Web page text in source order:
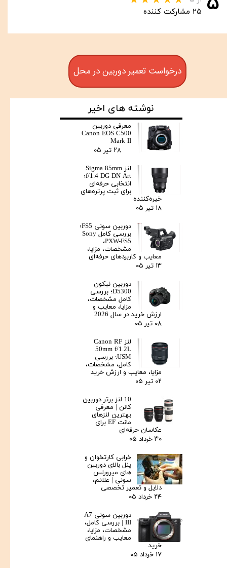
۲۵ مشارکت کننده
نوشته های اخیر
معرفی دوربین
Canon EOS C500
Mark II
۲۸ تیر ۰۵
لنز Sigma 85mm
f/1.4 DG DN Art؛
انتخابی حرفه‌ای
برای ثبت پرتره‌های
خیره‌کننده
۱۸ تیر ۰۵
دوربین سونی FS5؛
بررسی کامل Sony
PXW-FS5،
مشخصات، مزایا،
معایب و کاربردهای حرفه‌ای
۱۳ تیر ۰۵
دوربین نیکون
D5300؛ بررسی
کامل مشخصات،
مزایا، معایب و
ارزش خرید در سال 2026
۰۸ تیر ۰۵
لنز Canon RF
50mm f/1.2L
USM؛ بررسی
کامل، مشخصات،
مزایا، معایب و ارزش خرید
۰۲ تیر ۰۵
10 لنز برتر دوربین
کانن | معرفی
بهترین لنزهای
مانت EF برای
عکاسان حرفه‌ای
۳۰ خرداد ۰۵
خرابی کارتخوان و
پنل بالای دوربین‌
های میرورلس
سونی | علائم،
دلایل و تعمیر تخصصی
۲۴ خرداد ۰۵
دوربین سونی A7
III | بررسی کامل،
مشخصات، مزایا،
معایب و راهنمای
خرید
۱۷ خرداد ۰۵
درخواست تعمیر دوربین در محل